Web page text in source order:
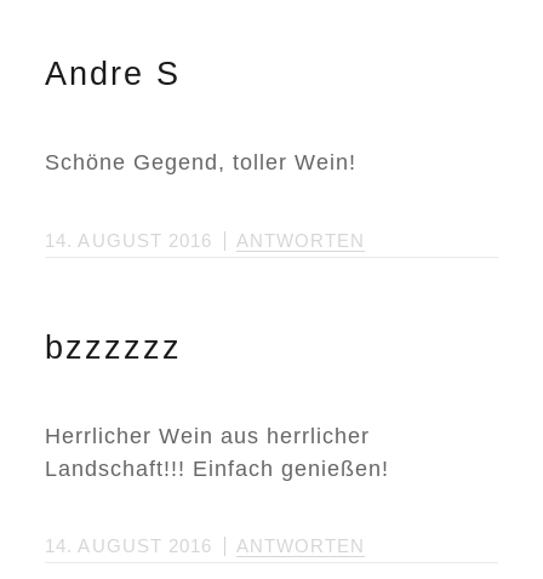
Andre S
Schöne Gegend, toller Wein!
14. AUGUST 2016 ANTWORTEN
bzzzzzz
Herrlicher Wein aus herrlicher
Landschaft!!! Einfach genießen!
14. AUGUST 2016 ANTWORTEN